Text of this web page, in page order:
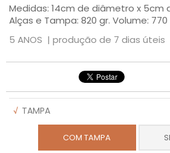
Medidas: 14cm de diâmetro x 5cm
Alças e Tampa: 820 gr. Volume: 770
5 ANOS | produção de 7 dias úteis
√ TAMPA
COM TAMPA